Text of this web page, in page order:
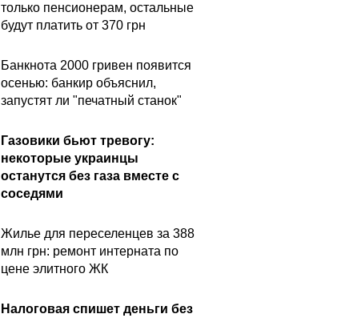
только пенсионерам, остальные
будут платить от 370 грн
Банкнота 2000 гривен появится
осенью: банкир объяснил,
запустят ли "печатный станок"
Газовики бьют тревогу:
некоторые украинцы
останутся без газа вместе с
соседями
Жилье для переселенцев за 388
млн грн: ремонт интерната по
цене элитного ЖК
Налоговая спишет деньги без